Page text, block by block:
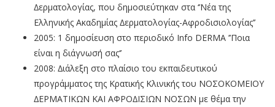
∆ερµατολογίας, που δηµοσιεύτηκαν στα ‘’Νέα της
Ελληνικής Ακαδηµίας ∆ερµατολογίας-Αφροδισιολογίας’’
2005: 1 δηµοσίευση στο περιοδικό Info DERMA ’’Ποια
είναι η διάγνωσή σας‘’
2008: ∆ιάλεξη στο πλαίσιο του εκπαιδευτικού
προγράµµατος της Κρατικής Κλινικής του ΝΟΣΟΚΟΜΕΙΟΥ
∆ΕΡΜΑΤΙΚΩΝ ΚΑΙ ΑΦΡΟ∆ΙΣΙΩΝ ΝΟΣΩΝ µε θέµα την